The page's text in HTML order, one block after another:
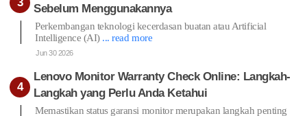
Sebelum Menggunakannya
Perkembangan teknologi kecerdasan buatan atau Artificial
Intelligence (AI) ... read more
Jun 30 2026
Lenovo Monitor Warranty Check Online: Langkah-
Langkah yang Perlu Anda Ketahui
Memastikan status garansi monitor merupakan langkah penting